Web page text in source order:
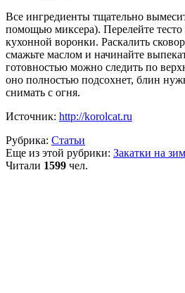
Все ингредиенты тщательно
помощью миксера). Перелейте
кухонной воронки. Раскалить
смажьте маслом и начинайте
готовностью можно следить по
оно полностью подсохнет, блин
снимать с огня.
Источник: http://korolcat.ru
Рубрика: Статьи
Еще из этой рубрики: Закатки на
Читали 1599 чел.